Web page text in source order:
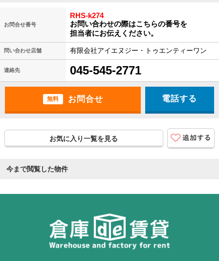
お問合せ番号
RHS-k274
お問い合わせの際はこちらの番号を
担当者にお伝えください。
問い合わせ店舗 有限会社アイエヌジー・トゥエンティーワン
連絡先 045-545-2771
無料 電話する
お気に入り一覧を見る
今まで閲覧した物件